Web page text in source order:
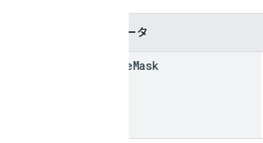
パラメータ
updateMask